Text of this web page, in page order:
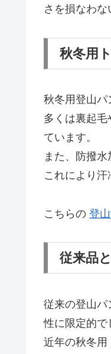
さを損なわな
秋冬用
秋冬用登山パ
多くは裏起毛
ています。
また、防撥
これにより汗
こちらの 登
従来品
従来の登山パ
性に限定的で
近年の秋冬用